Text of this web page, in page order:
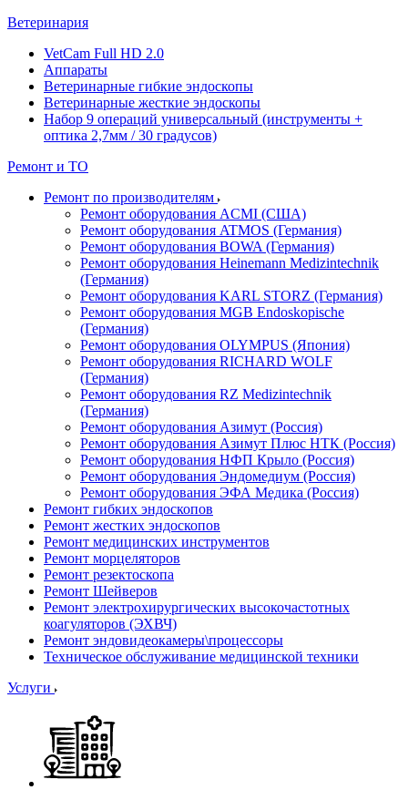
Ветеринария
VetCam Full HD 2.0
Аппараты
Ветеринарные гибкие эндоскопы
Ветеринарные жесткие эндоскопы
Набор 9 операций универсальный (инструменты +
оптика 2,7мм / 30 градусов)
Ремонт и ТО
Ремонт по производителям
Ремонт оборудования ACMI (США)
Ремонт оборудования ATMOS (Германия)
Ремонт оборудования BOWA (Германия)
Ремонт оборудования Heinemann Medizintechnik
(Германия)
Ремонт оборудования KARL STORZ (Германия)
Ремонт оборудования MGB Endoskopische
(Германия)
Ремонт оборудования OLYMPUS (Япония)
Ремонт оборудования RICHARD WOLF
(Германия)
Ремонт оборудования RZ Medizintechnik
(Германия)
Ремонт оборудования Азимут (Россия)
Ремонт оборудования Азимут Плюс НТК (Россия)
Ремонт оборудования НФП Крыло (Россия)
Ремонт оборудования Эндомедиум (Россия)
Ремонт оборудования ЭФА Медика (Россия)
Ремонт гибких эндоскопов
Ремонт жестких эндоскопов
Ремонт медицинских инструментов
Ремонт морцеляторов
Ремонт резектоскопа
Ремонт Шейверов
Ремонт электрохирургических высокочастотных
коагуляторов (ЭХВЧ)
Ремонт эндовидеокамеры\процессоры
Техническое обслуживание медицинской техники
Услуги